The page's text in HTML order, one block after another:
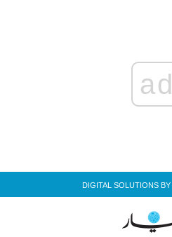
ad
DIGITAL SOLUTIONS BY